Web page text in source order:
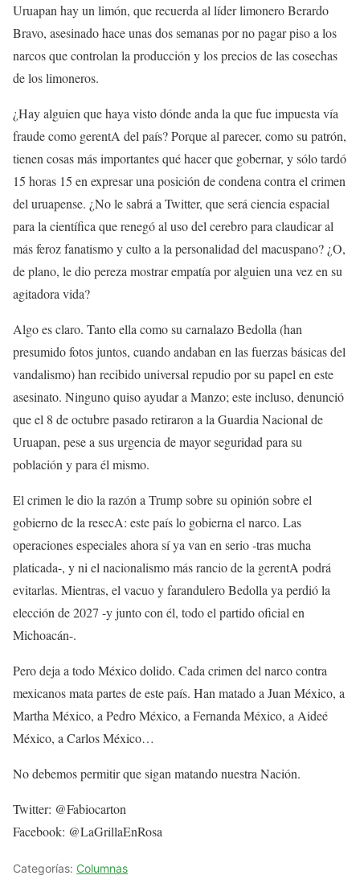
Uruapan hay un limón, que recuerda al líder limonero Berardo
Bravo, asesinado hace unas dos semanas por no pagar piso a los
narcos que controlan la producción y los precios de las cosechas
de los limoneros.
¿Hay alguien que haya visto dónde anda la que fue impuesta vía
fraude como gerentA del país? Porque al parecer, como su patrón,
tienen cosas más importantes qué hacer que gobernar, y sólo tardó
15 horas 15 en expresar una posición de condena contra el crimen
del uruapense. ¿No le sabrá a Twitter, que será ciencia espacial
para la científica que renegó al uso del cerebro para claudicar al
más feroz fanatismo y culto a la personalidad del macuspano? ¿O,
de plano, le dio pereza mostrar empatía por alguien una vez en su
agitadora vida?
Algo es claro. Tanto ella como su carnalazo Bedolla (han
presumido fotos juntos, cuando andaban en las fuerzas básicas del
vandalismo) han recibido universal repudio por su papel en este
asesinato. Ninguno quiso ayudar a Manzo; este incluso, denunció
que el 8 de octubre pasado retiraron a la Guardia Nacional de
Uruapan, pese a sus urgencia de mayor seguridad para su
población y para él mismo.
El crimen le dio la razón a Trump sobre su opinión sobre el
gobierno de la resecA: este país lo gobierna el narco. Las
operaciones especiales ahora sí ya van en serio -tras mucha
platicada-, y ni el nacionalismo más rancio de la gerentA podrá
evitarlas. Mientras, el vacuo y farandulero Bedolla ya perdió la
elección de 2027 -y junto con él, todo el partido oficial en
Michoacán-.
Pero deja a todo México dolido. Cada crimen del narco contra
mexicanos mata partes de este país. Han matado a Juan México, a
Martha México, a Pedro México, a Fernanda México, a Aideé
México, a Carlos México…
No debemos permitir que sigan matando nuestra Nación.
Twitter: @Fabiocarton
Facebook: @LaGrillaEnRosa
Categorías: Columnas